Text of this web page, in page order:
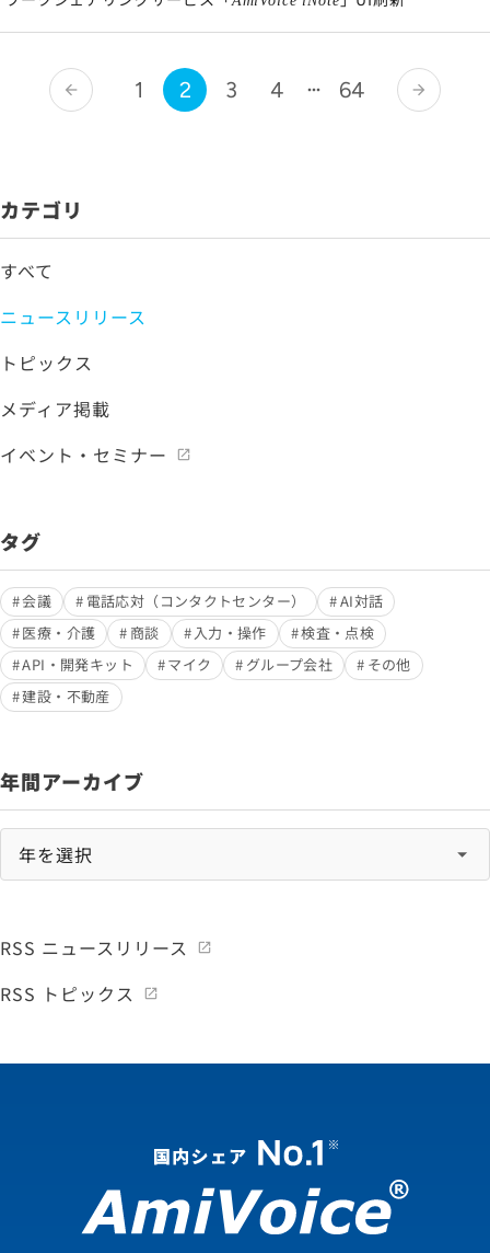
arrow_back 1 2 3 4 64 arrow_forward
カテゴリ
すべて
ニュースリリース
トピックス
メディア掲載
イベント・セミナー
タグ
会議 電話応対（コンタクトセンター）
AI対話
医療・介護
商談 入力・操作
検査・点検
API・開発キット
マイク グループ会社
その他
建設・不動産
年間アーカイブ
RSS ニュースリリース
RSS トピックス